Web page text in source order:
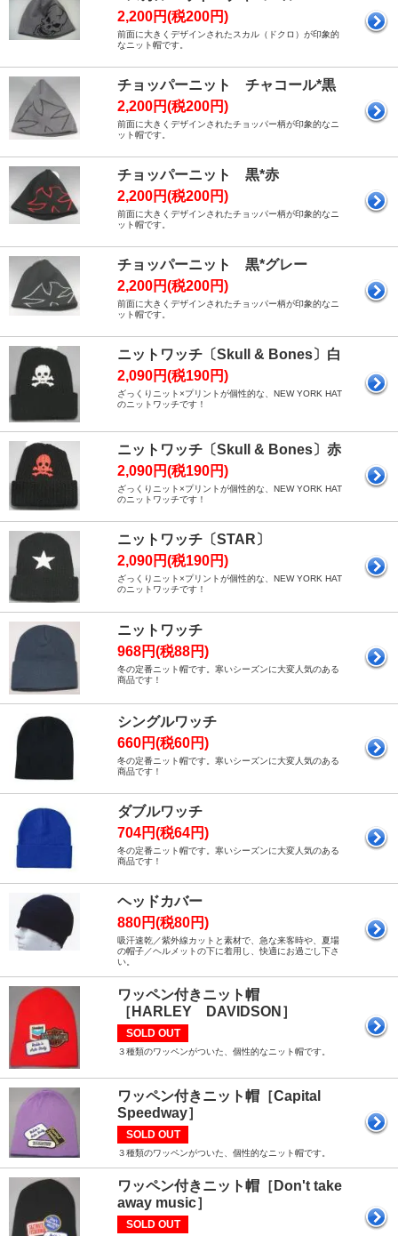
2,200円(税200円)
前面に大きくデザインされたスカル（ドクロ）が印象的
なニット帽です。
チョッパーニット チャコール*黒
2,200円(税200円)
前面に大きくデザインされたチョッパー柄が印象的なニ
ット帽です。
チョッパーニット 黒*赤
2,200円(税200円)
前面に大きくデザインされたチョッパー柄が印象的なニ
ット帽です。
チョッパーニット 黒*グレー
2,200円(税200円)
前面に大きくデザインされたチョッパー柄が印象的なニ
ット帽です。
ニットワッチ〔Skull & Bones〕白
2,090円(税190円)
ざっくりニット×プリントが個性的な、NEW YORK HAT
のニットワッチです！
ニットワッチ〔Skull & Bones〕赤
2,090円(税190円)
ざっくりニット×プリントが個性的な、NEW YORK HAT
のニットワッチです！
ニットワッチ〔STAR〕
2,090円(税190円)
ざっくりニット×プリントが個性的な、NEW YORK HAT
のニットワッチです！
ニットワッチ
968円(税88円)
冬の定番ニット帽です。寒いシーズンに大変人気のある
商品です！
シングルワッチ
660円(税60円)
冬の定番ニット帽です。寒いシーズンに大変人気のある
商品です！
ダブルワッチ
704円(税64円)
冬の定番ニット帽です。寒いシーズンに大変人気のある
商品です！
ヘッドカバー
880円(税80円)
吸汗速乾／紫外線カットと素材で、急な来客時や、夏場
の帽子／ヘルメットの下に着用し、快適にお過ごし下さ
い。
ワッペン付きニット帽
［HARLEY DAVIDSON］
SOLD OUT
３種類のワッペンがついた、個性的なニット帽です。
ワッペン付きニット帽［Capital
Speedway］
SOLD OUT
３種類のワッペンがついた、個性的なニット帽です。
ワッペン付きニット帽［Don't take
away music］
SOLD OUT